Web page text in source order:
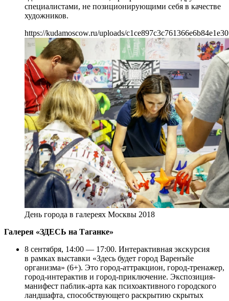
специалистами, не позиционирующими себя в качестве
художников.
https://kudamoscow.ru/uploads/
День города в галереях Москвы 2018
Галерея «ЗДЕСЬ на Таганке»
8 сентября, 14:00 — 17:00. Интерактивная экскурсия
в рамках выставки «Здесь будет город Варенъйе
организма» (6+). Это город-аттракцион, город-тренажер,
город-интерактив и город-приключение. Экспозиция-
манифест паблик-арта как психоактивного городского
ландшафта, способствующего раскрытию скрытых